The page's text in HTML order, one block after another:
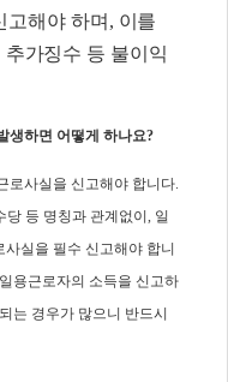
고해야 하며 , 이를
가징수 등 불이익
생하면 어떻게 하나요?
로사실을 신고해야 합니다.
당 등 명칭과 관계없이 , 일
실을 필수 신고해야 합니
용근로자의 소득을 신고하
는 경우가 많으니 반드시